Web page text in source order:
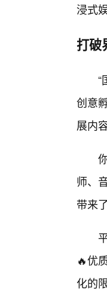
浸式
打破
“
创意
展内
师、
带来
🔥优
化的